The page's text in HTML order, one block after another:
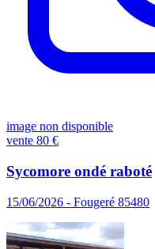
image non disponible
vente 80 €
Sycomore ondé raboté
15/06/2026 - Fougeré 85480